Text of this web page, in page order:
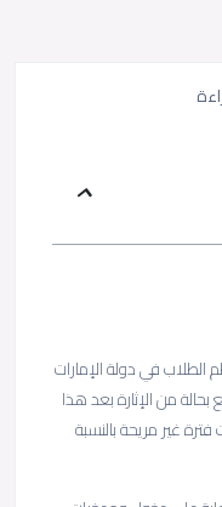
الطلاب في دولة الإمارات
من الإثارة بعد هذا
غير مريحة بالنسبة